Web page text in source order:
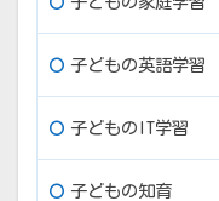
子どもの英語学習
子どものIT学習
子どもの知育